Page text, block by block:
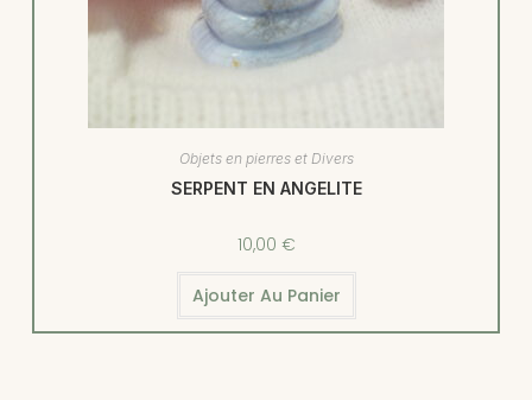
Objets en pierres et Divers
SERPENT EN ANGELITE
10,00 €
Ajouter Au Panier